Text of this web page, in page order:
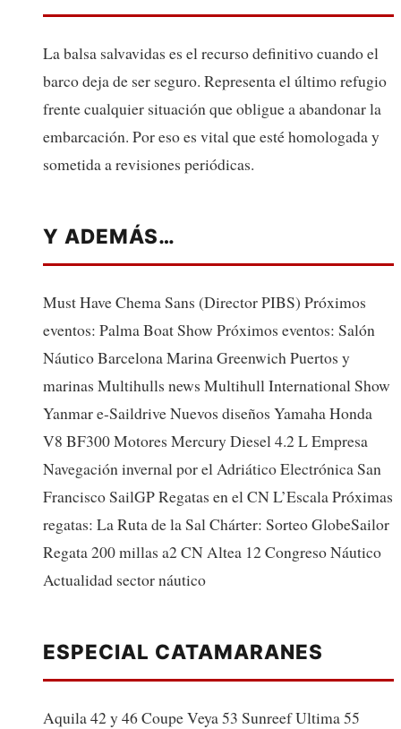
La balsa salvavidas es el recurso definitivo cuando el
barco deja de ser seguro. Representa el último refugio
frente cualquier situación que obligue a abandonar la
embarcación. Por eso es vital que esté homologada y
sometida a revisiones periódicas.
Y ADEMÁS…
Must Have Chema Sans (Director PIBS) Próximos
eventos: Palma Boat Show Próximos eventos: Salón
Náutico Barcelona Marina Greenwich Puertos y
marinas Multihulls news Multihull International Show
Yanmar e-Saildrive Nuevos diseños Yamaha Honda
V8 BF300 Motores Mercury Diesel 4.2 L Empresa
Navegación invernal por el Adriático Electrónica San
Francisco SailGP Regatas en el CN L’Escala Próximas
regatas: La Ruta de la Sal Chárter: Sorteo GlobeSailor
Regata 200 millas a2 CN Altea 12 Congreso Náutico
Actualidad sector náutico
ESPECIAL CATAMARANES
Aquila 42 y 46 Coupe Veya 53 Sunreef Ultima 55